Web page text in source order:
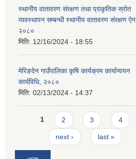
स्थानीय वातावरण संरक्षण तथा प्राकृतिक स्रोत
व्यवस्थापन सम्बन्धी स्थानीय वातावरण संरक्षण ऐन,
२०८०
मिति: 12/16/2024 - 18:55
मेरिङदेन गाउँपालिका कृषि कार्यक्रम कार्यान्वयन
कार्यविधि, २०८०
मिति: 02/13/2024 - 14:37
Pages
1 2 3 4
next › last »